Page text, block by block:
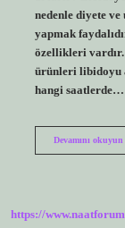
nedenle diyete
yapmak
özellikleri vardır.
ürünleri libidoyu
hangi saatlerde…
Devamını okuyun
https://